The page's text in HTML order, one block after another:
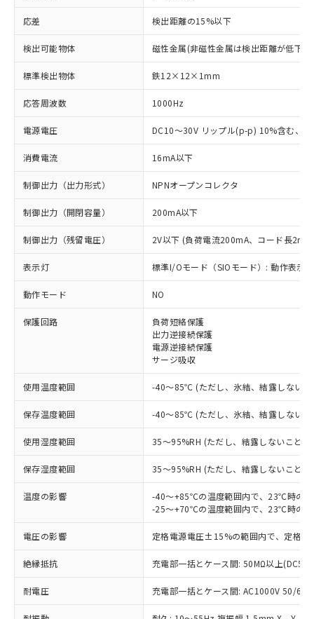
応差 検出距離の15%以下
検出可能物体 磁性金属(非磁性金属は検出距離が低下し
標準検出物体 鉄12×12×1mm
応答周波数 1000Hz
電源電圧 DC10～30V リップル(p-p) 10%含む、
消費電流 16mA以下
制御出力（出力形式） NPNオープンコレクタ
制御出力（開閉容量） 200mA以下
制御出力（残留電圧） 2V以下 (負荷電流200mA、コード長2m
表示灯 標準I/Oモード（SIOモード）: 動作表示
動作モード NO
保護回路
負荷短絡保護
出力逆接続保護
電源逆接続保護
サージ吸収
使用温度範囲 -40～85℃ (ただし、氷結、結露しないこ
保存温度範囲 -40～85℃ (ただし、氷結、結露しないこ
使用湿度範囲 35～95%RH (ただし、結露しないこと)
保存湿度範囲 35～95%RH (ただし、結露しないこと)
温度の影響
-40～+85℃の温度範囲内で、23℃時の
-25～+70℃の温度範囲内で、23℃時の
電圧の影響 定格電源電圧±15%の範囲内で、定格
絶縁抵抗 充電部一括とケース間: 50MΩ以上
耐電圧 充電部一括とケース間: AC1000V 50/
ご利用条件
以下の条件をお読みいただき、同意のうえ
ご利用ください。
本サービスは、当社制御機器事業取扱
商品の当社在庫状況および標準価格
(税抜)を提供させていただくもので
当社制御機器事業取扱商品の中には、
本サービスの対象外となる商品もある
ことをご了承ください。
在庫状況および標準価格照会結果は、
記載している更新日時点での社内デー
※1 対応状況
対応済み：EU RoHS指令（10物質）の
非含有に対応した製品が提供可能な商品で
す。
対応予定：EU RoHS指令（10物質）の非含
有に対応した製品に切り替える予定のある
対応予定なし：EU RoHS指令（10物質）の
非含有に非対応の商品で、対応品を出す予
定はありません。
調査・確認中：EU RoHS指令（10物質）の
非含有の対応状況を調査中または確認中の
非該当品：ライセンス料など無形物で、有
仕入先様の事情により、非含有部品として
いたものが、含有品と判明した場合などや
むを得ず変更することがあります。
※1 中国RoHS○×表
「○」：最大均質材料含有率が中国RoHSの
基準値以下であることを示します。
「×」：最大均質材料含有率が中国RoHSの
「－」：未確認です。当社販売部門へお問
い合わせください。
当社は、これら貴社製品のうち、外国
為替および外国貿易法に定める商品
（以下｢規制貨物等」という）を輸出